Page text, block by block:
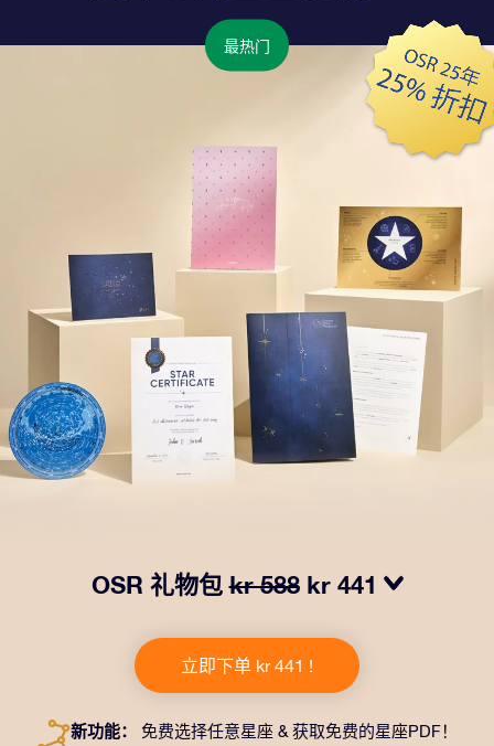
最热门
OSR 礼物包kr 588 kr 441
一个精美的信封、寄往您的收货地址的个性化文档、电子
文件以及免费应用程序。这是一种向亲友赠送永恒礼物的
神奇方式。
立即下单 kr 441 !
新功能： 免费选择任意星座 & 获取免费的星座PDF！